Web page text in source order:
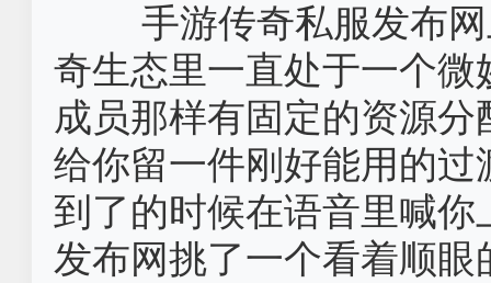
手游传奇私服发布
奇生态里一直处于一个
成员那样有固定的资源
给你留一件刚好能用的
到了的时候在语音里喊
发布网挑了一个看着顺